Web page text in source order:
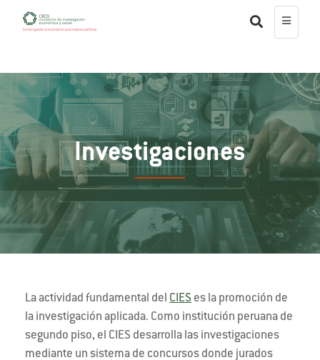
Investigaciones
La actividad fundamental del CIES es la promoción de
la investigación aplicada. Como institución peruana de
segundo piso, el CIES desarrolla las investigaciones
mediante un sistema de concursos donde jurados